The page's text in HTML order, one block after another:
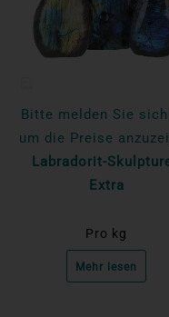
Bitte melden Sie sich
um die Preise
Labradorit-
Extra
Pro kg
Mehr lesen